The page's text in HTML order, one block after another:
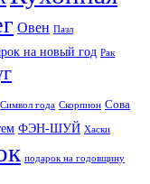
Овен Пазл
на новый год Рак
Символ года Скорпион Сова
ФЭН-ШУЙ Хаски
подарок на годовщину